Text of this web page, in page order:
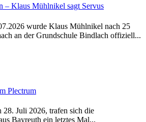
– Klaus Mühlnikel sagt Servus
wurde Klaus Mühlnikel nach 25
an der Grundschule Bindlach offiziell...
Plectrum
28. Juli 2026, trafen sich die
Bayreuth ein letztes Mal...